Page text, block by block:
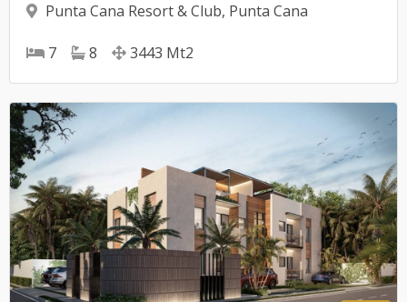
Punta Cana Resort & Club, Punta Cana
7 8 3443 Mt2